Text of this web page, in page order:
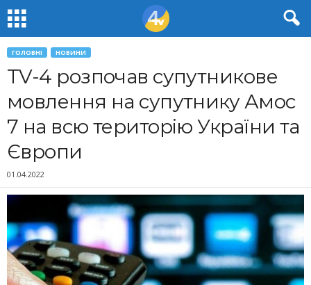
ГОЛОВНІ НОВИНИ
TV-4 розпочав супутникове
мовлення на супутнику Амос
7 на всю територію України та
Європи
01.04.2022